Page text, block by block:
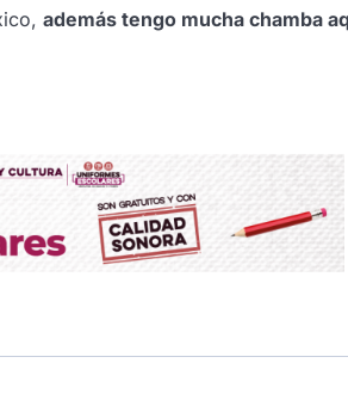
además tengo mucha chamba